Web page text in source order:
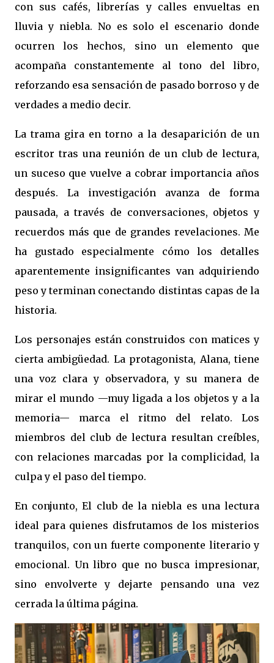
con sus cafés, librerías y calles envueltas en
lluvia y niebla. No es solo el escenario donde
ocurren los hechos, sino un elemento que
acompaña constantemente al tono del libro,
reforzando esa sensación de pasado borroso y de
verdades a medio decir.
La trama gira en torno a la desaparición de un
escritor tras una reunión de un club de lectura,
un suceso que vuelve a cobrar importancia años
después. La investigación avanza de forma
pausada, a través de conversaciones, objetos y
recuerdos más que de grandes revelaciones. Me
ha gustado especialmente cómo los detalles
aparentemente insignificantes van adquiriendo
peso y terminan conectando distintas capas de la
historia.
Los personajes están construidos con matices y
cierta ambigüedad. La protagonista, Alana, tiene
una voz clara y observadora, y su manera de
mirar el mundo —muy ligada a los objetos y a la
memoria— marca el ritmo del relato. Los
miembros del club de lectura resultan creíbles,
con relaciones marcadas por la complicidad, la
culpa y el paso del tiempo.
En conjunto, El club de la niebla es una lectura
ideal para quienes disfrutamos de los misterios
tranquilos, con un fuerte componente literario y
emocional. Un libro que no busca impresionar,
sino envolverte y dejarte pensando una vez
cerrada la última página.